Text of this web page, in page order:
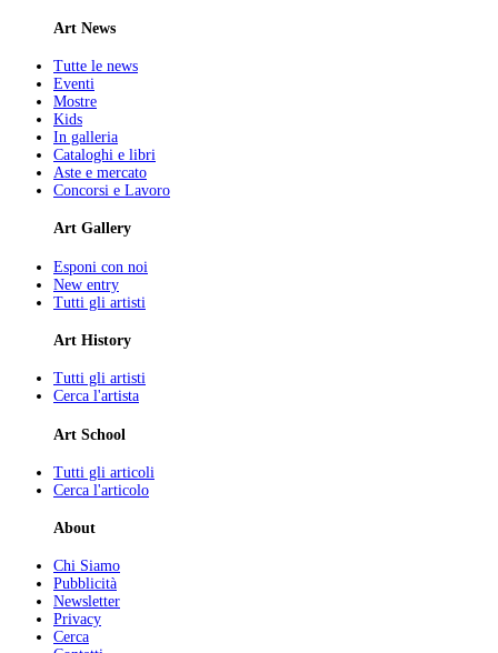
Art News
Tutte le news
Eventi
Mostre
Kids
In galleria
Cataloghi e libri
Aste e mercato
Concorsi e Lavoro
Art Gallery
Esponi con noi
New entry
Tutti gli artisti
Art History
Tutti gli artisti
Cerca l'artista
Art School
Tutti gli articoli
Cerca l'articolo
About
Chi Siamo
Pubblicità
Newsletter
Privacy
Cerca